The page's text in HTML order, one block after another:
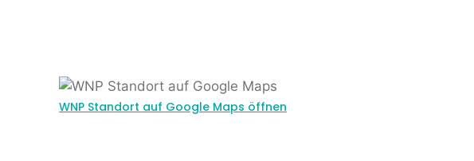
WNP Standort auf Google Maps öffnen